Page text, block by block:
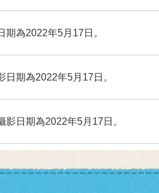
為2022年5月17日。
期為2022年5月17日。
日期為2022年5月17日。